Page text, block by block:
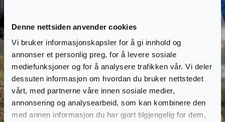
Denne nettsiden anvender cookies
Vi bruker informasjonskapsler for å gi innhold og
annonser et personlig preg, for å levere sosiale
mediefunksjoner og for å analysere trafikken vår. Vi deler
dessuten informasjon om hvordan du bruker nettstedet
vårt, med partnerne våre innen sosiale medier,
annonsering og analysearbeid, som kan kombinere den
med annen informasjon du har gjort tilgjengelig for dem,